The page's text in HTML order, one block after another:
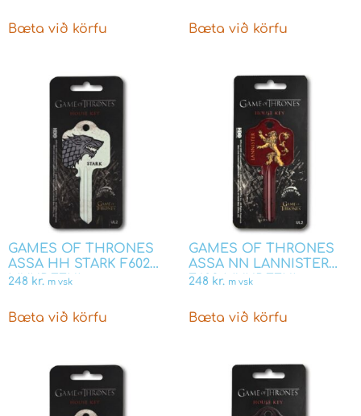
Bæta við körfu Bæta við körfu
GAMES OF THRONES
ASSA HH STARK F602
MYNDEFNI
248 kr. m vsk
Bæta við körfu
GAMES OF THRONES
ASSA NN LANNISTER
F603 MYNDEFNI
248 kr. m vsk
Bæta við körfu